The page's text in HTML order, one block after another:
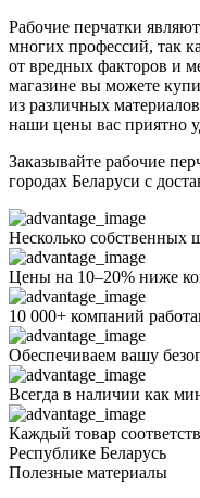
Рабочие перчатки
многих профессий, так
от вредных факторов и
магазине вы можете
из различных
наши цены вас приятно
Заказывайте рабочие
городах Беларуси с
Несколько собственных
Цены на 10–20% ниже
10 000+ компаний
Обеспечиваем вашу
Всегда в наличии как
Каждый товар
Республике Беларусь
Полезные материалы